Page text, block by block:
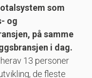
som
og
på samme
i dag.
13 personer
de fleste